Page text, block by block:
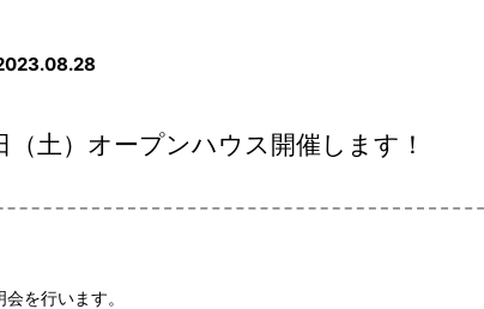
土）オープンハウス開催します！
を行います。